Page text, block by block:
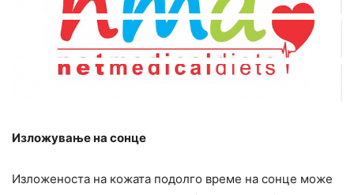
Изложување на сонце
Изложеноста на кожата подолго време на сонце може